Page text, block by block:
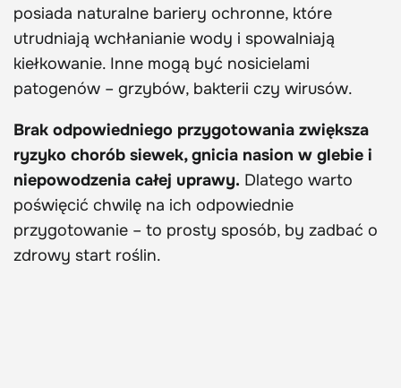
posiada naturalne bariery ochronne, które
utrudniają wchłanianie wody i spowalniają
kiełkowanie. Inne mogą być nosicielami
patogenów – grzybów, bakterii czy wirusów.
Brak odpowiedniego przygotowania zwiększa
ryzyko chorób siewek, gnicia nasion w glebie i
niepowodzenia całej uprawy. Dlatego warto
poświęcić chwilę na ich odpowiednie
przygotowanie – to prosty sposób, by zadbać o
zdrowy start roślin.